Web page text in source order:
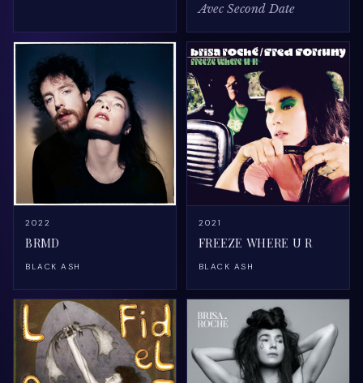
Avec Second Date
2022
BRMD
BLACK ASH
2021
FREEZE WHERE U R
BLACK ASH